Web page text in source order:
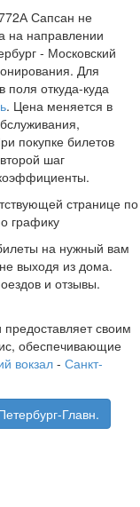
Сапсан не
на направлении
- Московский
Для
поля откуда-куда
. Цена меняется в
покупке билетов
шаг
странице по
графику
на нужный вам
выходя из дома.
и отзывы.
своим
обеспечивающие
вокзал - Санкт-
Главн.